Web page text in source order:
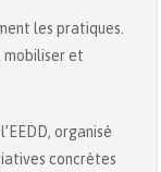
les pratiques.
mobiliser et
organisé
concrètes